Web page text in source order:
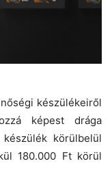
készülékeiről
képest drága
körülbelül
180.000 Ft körül